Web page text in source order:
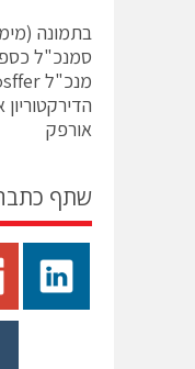
בתמונה
סמנכ"ל
אורפק
שתף